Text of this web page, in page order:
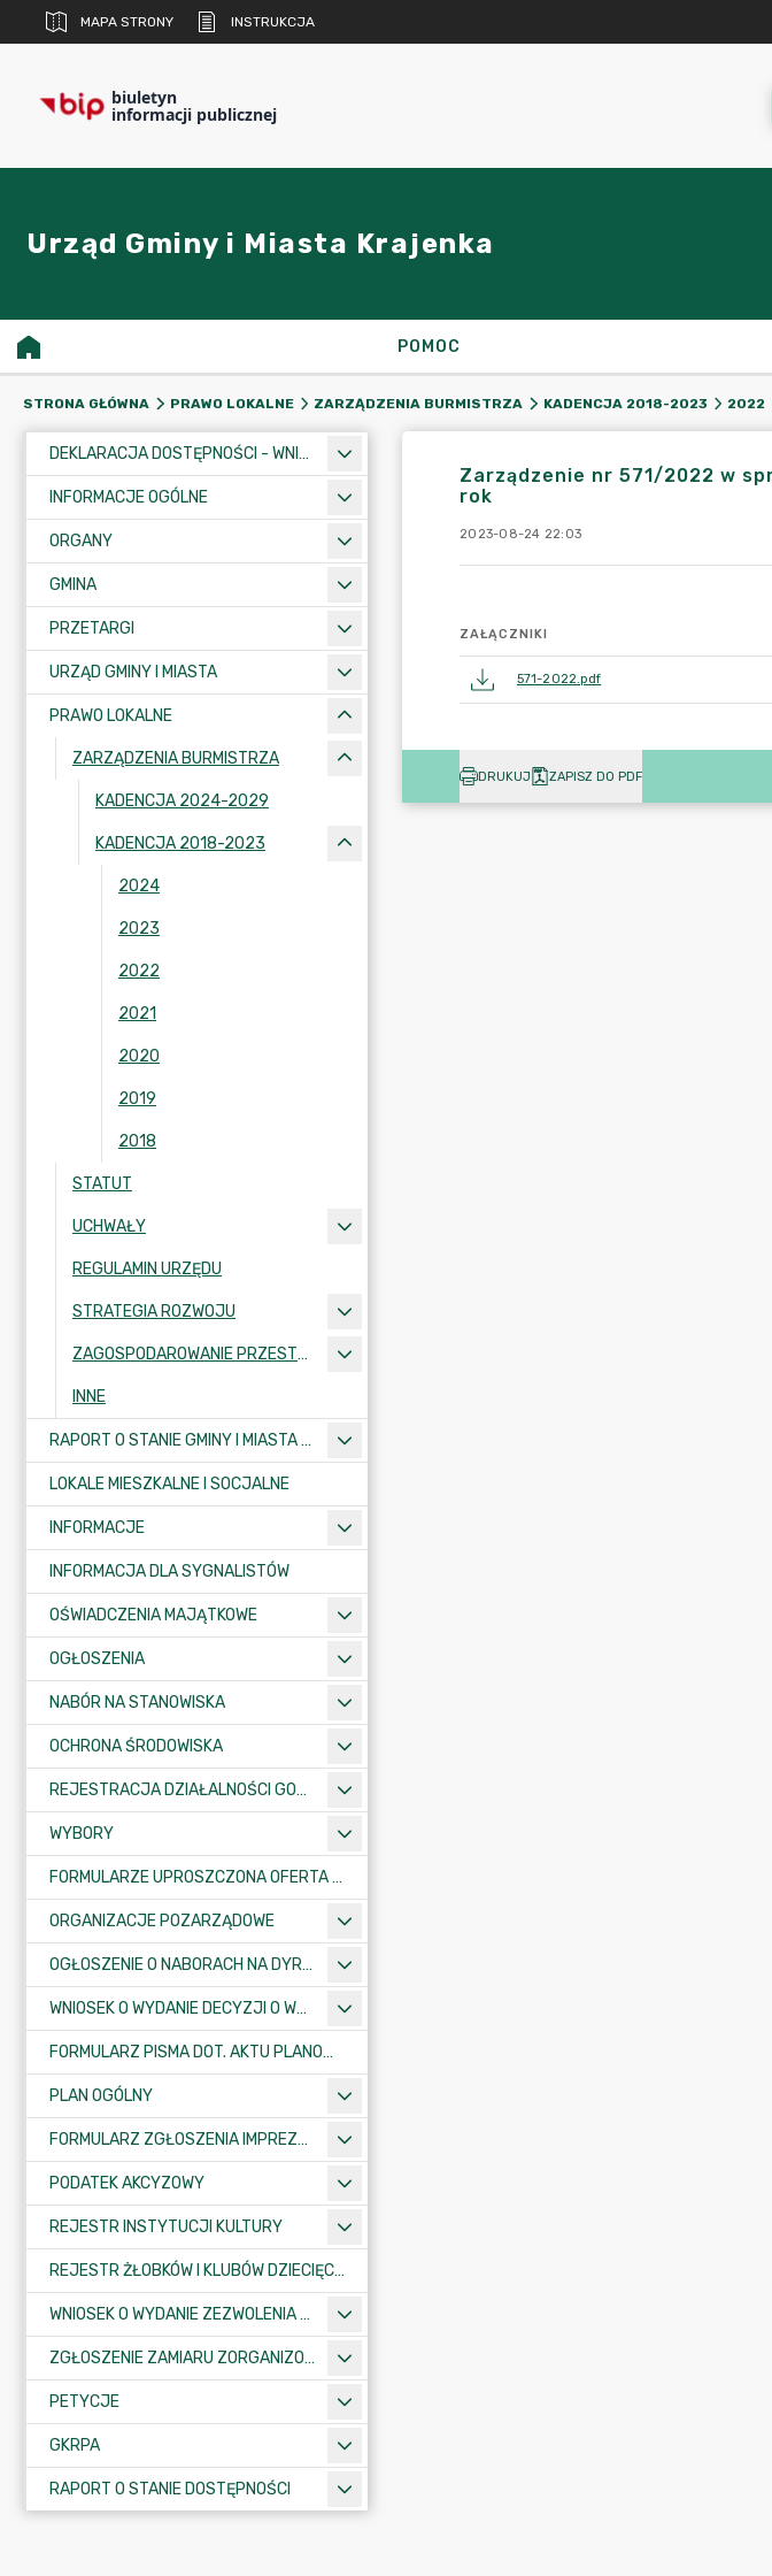
MAPA STRONY INSTRUKCJA
biuletyn
informacji publicznej
Urząd Gminy i Miasta Krajenka
POMOC
STRONA GŁÓWNA PRAWO LOKALNE ZARZĄDZENIA BURMISTRZA KADENCJA 2018-2023 2022
DEKLARACJA DOSTĘPNOŚCI - WNIOSEK
INFORMACJE OGÓLNE
ORGANY
GMINA
PRZETARGI
URZĄD GMINY I MIASTA
PRAWO LOKALNE
ZARZĄDZENIA BURMISTRZA
KADENCJA 2024-2029
KADENCJA 2018-2023
2024
2023
2022
2021
2020
2019
2018
STATUT
UCHWAŁY
REGULAMIN URZĘDU
STRATEGIA ROZWOJU
ZAGOSPODAROWANIE PRZESTRZENNE
INNE
RAPORT O STANIE GMINY I MIASTA KRAJENKA
LOKALE MIESZKALNE I SOCJALNE
INFORMACJE
INFORMACJA DLA SYGNALISTÓW
OŚWIADCZENIA MAJĄTKOWE
OGŁOSZENIA
NABÓR NA STANOWISKA
OCHRONA ŚRODOWISKA
REJESTRACJA DZIAŁALNOŚCI GOSPODARCZEJ
WYBORY
FORMULARZE UPROSZCZONA OFERTA WYKONANIA ZADANIA PUBLICZNEGO
ORGANIZACJE POZARZĄDOWE
OGŁOSZENIE O NABORACH NA DYREKTORÓW PLACÓWEK OŚWIATOWYCH
WNIOSEK O WYDANIE DECYZJI O WARUNKACH ZABUDOWY/O USTALENIE INWESTYCJI CELU PUBLICZNEGO
FORMULARZ PISMA DOT. AKTU PLANOWANIA PRZESTRZENNEGO
PLAN OGÓLNY
FORMULARZ ZGŁOSZENIA IMPREZY SPORTOWO-REKREACYJNEJ, ARTYSTYCZNEJ LUB ROZRYWKOWEJ
PODATEK AKCYZOWY
REJESTR INSTYTUCJI KULTURY
REJESTR ŻŁOBKÓW I KLUBÓW DZIECIĘCYCH
WNIOSEK O WYDANIE ZEZWOLENIA NA ZAJĘCIE PASA DROGOWEGO
ZGŁOSZENIE ZAMIARU ZORGANIZOWANIA ZGROMADZENIA
PETYCJE
GKRPA
RAPORT O STANIE DOSTĘPNOŚCI
Zarządzenie nr 571/2022 w
rok
2023-08-24 22:03
ZAŁĄCZNIKI
571-2022.pdf
DRUKUJ ZAPISZ DO PDF